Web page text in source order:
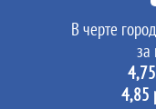
В черте
за
4,85